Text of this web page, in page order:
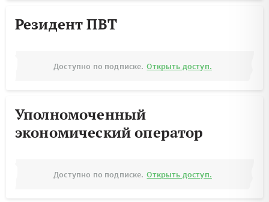
Резидент ПВТ
Доступно по подписке. Открыть доступ.
Уполномоченный
экономический оператор
Доступно по подписке. Открыть доступ.